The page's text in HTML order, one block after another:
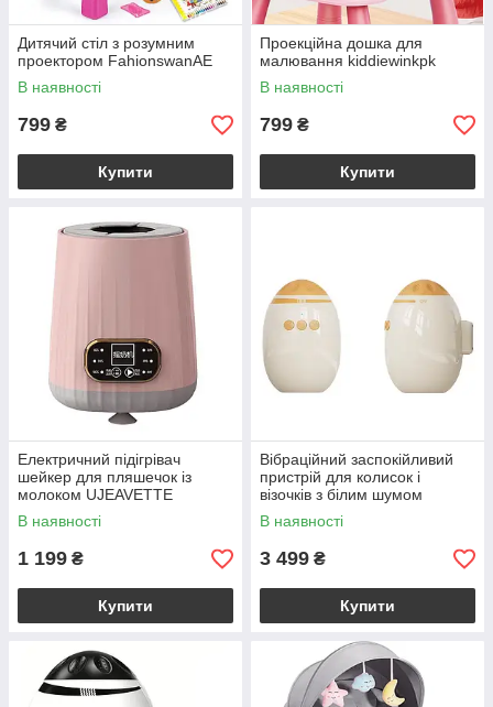
Дитячий стіл з розумним
проектором FahionswanAE
В наявності
799 ₴
Купити
Проекційна дошка для
малювання kiddiewinkpk
В наявності
799 ₴
Купити
Електричний підігрівач
шейкер для пляшечок із
молоком UJEAVETTE
В наявності
1 199 ₴
Купити
Вібраційний заспокійливий
пристрій для колисок і
візочків з білим шумом
В наявності
3 499 ₴
Купити